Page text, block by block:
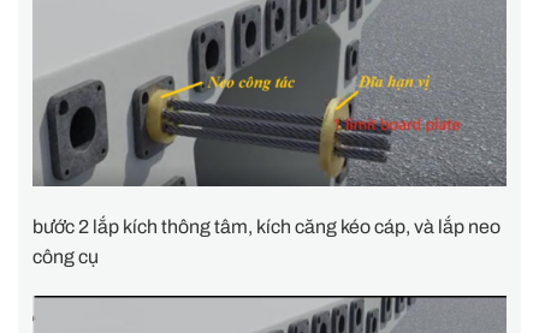
bước 2 lắp kích thông tâm, kích căng kéo cáp, và lắp neo
công cụ